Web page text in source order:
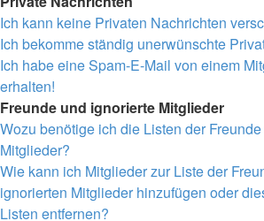
Ich kann keine Privaten Nachrichten
Ich bekomme ständig unerwünschte
Ich habe eine Spam-E-Mail von einem
erhalten!
Freunde und ignorierte Mitglieder
Wozu benötige ich die Listen der
Mitglieder?
Wie kann ich Mitglieder zur Liste der
ignorierten Mitglieder hinzufügen oder
Listen entfernen?